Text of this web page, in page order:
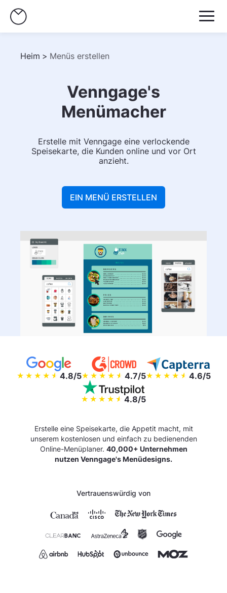
Heim > Menüs erstellen
Venngage's
Menümacher
Erstelle mit Venngage eine verlockende
Speisekarte, die Kunden online und vor Ort
anzieht.
EIN MENÜ ERSTELLEN
4.8/5 4.7/5 4.6/5
4.8/5
Erstelle eine Speisekarte, die Appetit macht, mit
unserem kostenlosen und einfach zu bedienenden
Online-Menüplaner. 40,000+ Unternehmen
nutzen Venngage's Menüdesigns.
Vertrauenswürdig von